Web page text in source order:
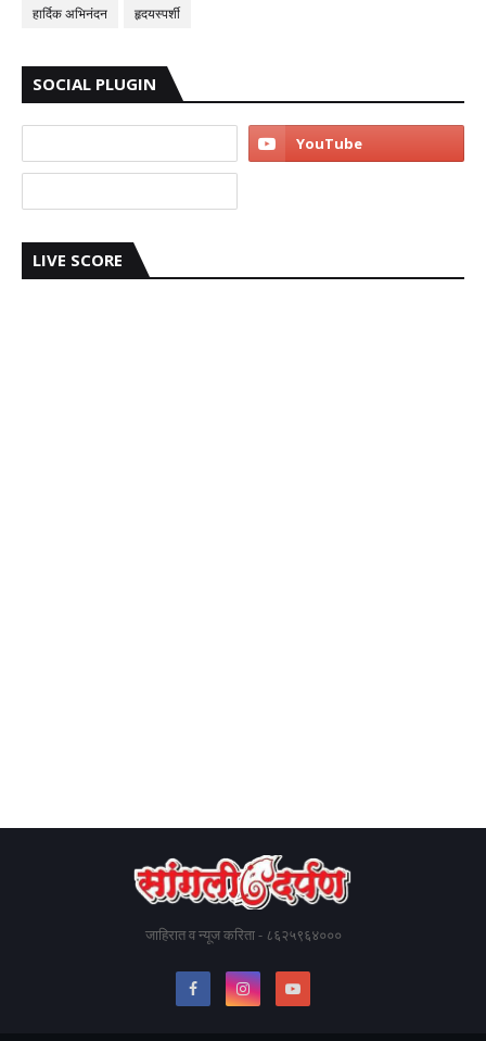
हार्दिक अभिनंदन
हृदयस्पर्शी
SOCIAL PLUGIN
LIVE SCORE
जाहिरात व न्यूज करिता - ८६२५९६४०००